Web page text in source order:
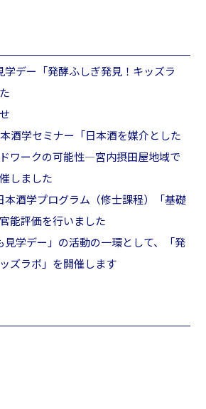
学デー「発酵ふしぎ発見！キッズラ
酒学セミナー「日本酒を媒介とした
ワークの可能性―宮内摂田屋地域で
しました
本酒学プログラム（修士課程）「基礎
能評価を行いました
見学デー」の活動の一環として、「発
ズラボ」を開催します